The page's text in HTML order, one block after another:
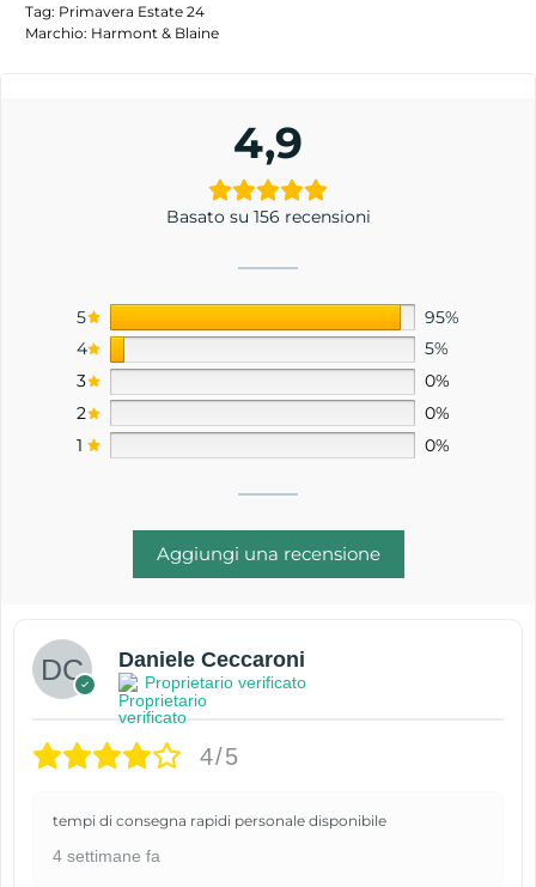
Tag: Primavera Estate 24
Marchio: Harmont & Blaine
4,9
Basato su 156 recensioni
5
95%
4
5%
3
0%
2
0%
1
0%
Aggiungi una recensione
Daniele Ceccaroni
Proprietario verificato
4/5
tempi di consegna rapidi personale disponibile
4 settimane fa